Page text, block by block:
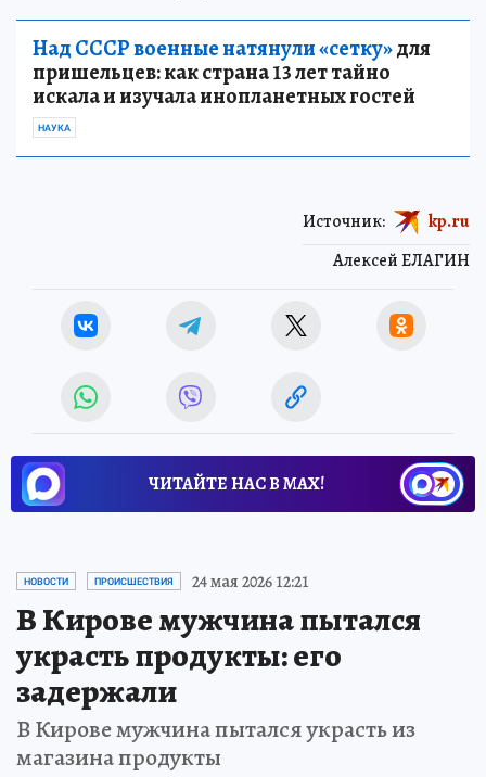
Над СССР военные натянули «сетку»для
пришельцев: как страна 13 лет тайно
искала и изучала инопланетных гостей
НАУКА
Алексей ЕЛАГИН
Источник: kp.ru
ЧИТАЙТЕ НАС В МАХ!
Ролик из Омска: вы будете смеяться долго
Королева вагона отожгла! Видео не оставит
равнодушным
Ржу не переставая, это видео пересмотришь не раз